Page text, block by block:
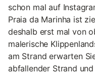
schon mal auf
Praia da Marinha ist
deshalb erst mal von
malerische
am Strand erwarten
abfallender Strand